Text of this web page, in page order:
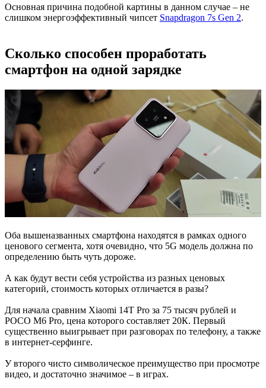
Основная причина подобной картины в данном случае – не
слишком энергоэффективный чипсет Snapdragon 7s Gen 2.
Сколько способен проработать
смартфон на одной зарядке
Оба вышеназванных смартфона находятся в рамках одного
ценового сегмента, хотя очевидно, что 5G модель должна по
определению быть чуть дороже.
А как будут вести себя устройства из разных ценовых
категорий, стоимость которых отличается в разы?
Для начала сравним Xiaomi 14T Pro за 75 тысяч рублей и
POCO M6 Pro, цена которого составляет 20К. Первый
существенно выигрывает при разговорах по телефону, а также
в интернет-серфинге.
У второго чисто символическое преимущество при просмотре
видео, и достаточно значимое – в играх.